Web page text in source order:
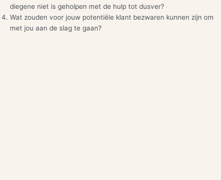
diegene niet is geholpen met de hulp tot dusver?
Wat zouden voor jouw potentiële klant bezwaren kunnen zijn om
met jou aan de slag te gaan?